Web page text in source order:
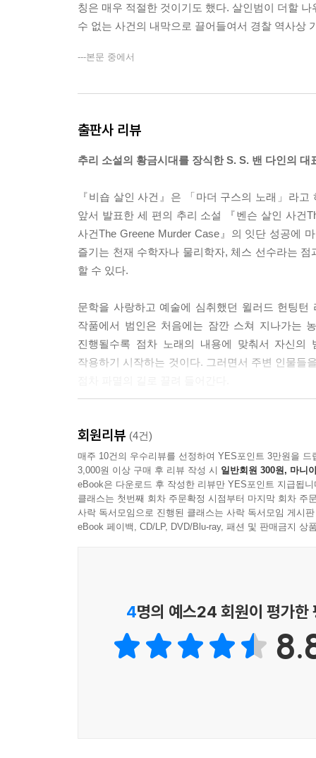
칭은 매우 적절한 것이기도 했다. 살인범이 더할
수 없는 사건의 내막으로 끌어들여서 경찰 역사상
---본문 중에서
출판사 리뷰
추리 소설의 황금시대를 장식한 S. S. 밴 다인의 대
『비숍 살인 사건』은 「마더 구스의 노래」라
앞서 발표한 세 편의 추리 소설 『벤슨 살인 사건
사건The Greene Murder Case』의 잇단 성공에
즐기는 천재 수학자나 물리학자, 체스 선수라는
할 수 있다.
문학을 사랑하고 예술에 심취했던 윌러드 헌팅
작품에서 범인은 처음에는 잠깐 스쳐 지나가는
진행될수록 점차 노래의 내용에 맞춰서 자신의
작용하기 시작하는 것이다. 그러면서 주변 인물들
욕망을 보여 준다는 점에서 깊이 있는 작품이라고
열린책들 세계문학
낡고 먼지 싸인 고전 읽기의 대안
불멸의 고전들이 젊고 새로운 얼굴로 다시 태어
소설 문학에 국한하지 않는 넓은 문학의 스펙
원전번역주의에 입각한 충실하고 참신한 번역으
접근할 수 있게 했다.
회원리뷰 (4건)
매주 10건의 우수리뷰를 선정하여 YES포인트 3만원을 드
3,000원 이상 구매 후 리뷰 작성 시 일반회원 300원, 마니
eBook은 다운로드 후 작성한 리뷰만 YES포인트 지급됩니
클래스는 첫번째 회차 주문확정 시점부터 마지막 회차 주
사락 독서모임으로 진행된 클래스는 사락 독서모임 게시
eBook 페이백, CD/LP, DVD/Blu-ray, 패션 및 판매금지 상
4명의 예스24 회원이 평가한